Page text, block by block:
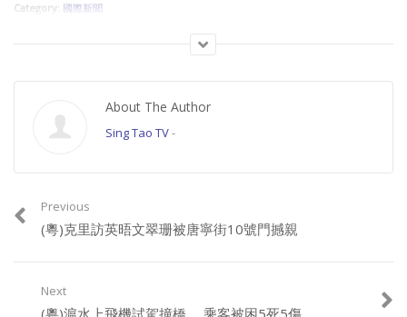
Category: 國際新聞
About The Author
Sing Tao TV-
Previous
(粵)克里訪英晤文翠珊被唐寧街10號門撼親
Next